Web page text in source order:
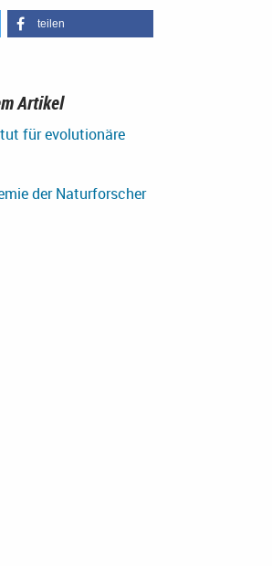
teilen
Artikel
für evolutionäre
der Naturforscher